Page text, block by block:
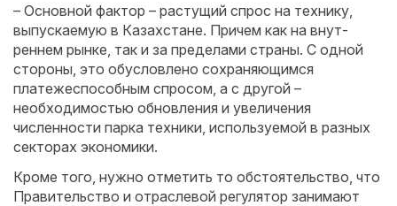
– Основной фактор – растущий спрос на технику,
выпускаемую в ­Казахстане. Причем как на внут­
реннем рынке, так и за пределами страны. С одной
стороны, это обус­ловлено сохраняющимся
платежеспособным спросом, а с другой –
необходимостью обновления и увеличения
численности парка техники, используемой в разных
секторах экономики.
Кроме того, нужно отметить то обстоятельство, что
Правительство и отраслевой регулятор занимают